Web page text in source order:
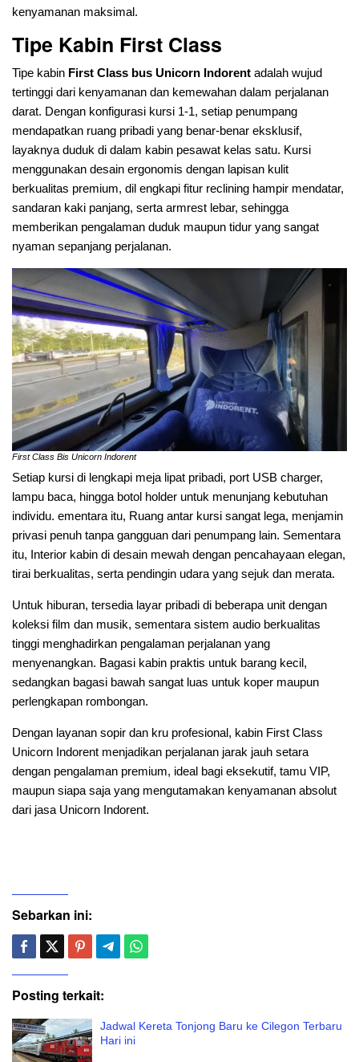
kenyamanan maksimal.
Tipe Kabin First Class
Tipe kabin First Class bus Unicorn Indorent adalah wujud
tertinggi dari kenyamanan dan kemewahan dalam perjalanan
darat. Dengan konfigurasi kursi 1-1, setiap penumpang
mendapatkan ruang pribadi yang benar-benar eksklusif,
layaknya duduk di dalam kabin pesawat kelas satu. Kursi
menggunakan desain ergonomis dengan lapisan kulit
berkualitas premium, dil engkapi fitur reclining hampir mendatar,
sandaran kaki panjang, serta armrest lebar, sehingga
memberikan pengalaman duduk maupun tidur yang sangat
nyaman sepanjang perjalanan.
First Class Bis Unicorn Indorent
Setiap kursi di lengkapi meja lipat pribadi, port USB charger,
lampu baca, hingga botol holder untuk menunjang kebutuhan
individu. ementara itu, Ruang antar kursi sangat lega, menjamin
privasi penuh tanpa gangguan dari penumpang lain. Sementara
itu, Interior kabin di desain mewah dengan pencahayaan elegan,
tirai berkualitas, serta pendingin udara yang sejuk dan merata.
Untuk hiburan, tersedia layar pribadi di beberapa unit dengan
koleksi film dan musik, sementara sistem audio berkualitas
tinggi menghadirkan pengalaman perjalanan yang
menyenangkan. Bagasi kabin praktis untuk barang kecil,
sedangkan bagasi bawah sangat luas untuk koper maupun
perlengkapan rombongan.
Dengan layanan sopir dan kru profesional, kabin First Class
Unicorn Indorent menjadikan perjalanan jarak jauh setara
dengan pengalaman premium, ideal bagi eksekutif, tamu VIP,
maupun siapa saja yang mengutamakan kenyamanan absolut
dari jasa Unicorn Indorent.
Sebarkan ini:
Posting terkait:
Jadwal Kereta Tonjong Baru ke Cilegon Terbaru
Hari ini